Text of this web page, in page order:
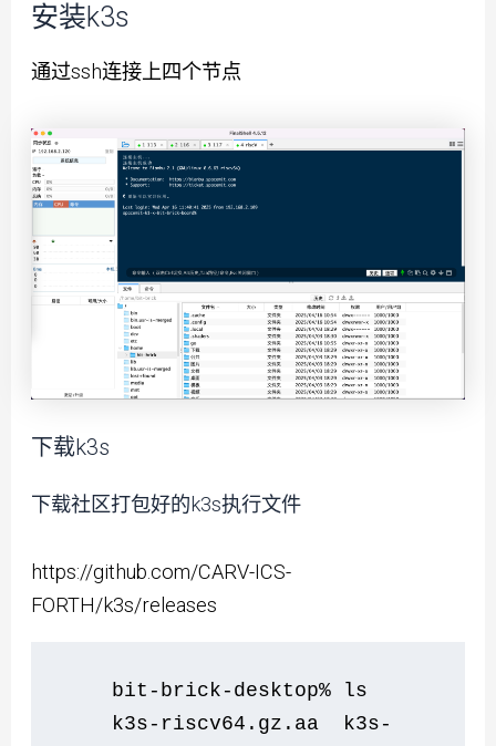
安装k3s
通过ssh连接上四个节点
下载k3s
下载社区打包好的k3s执行文件
https://github.com/CARV-ICS-
FORTH/k3s/releases
bit-brick-desktop% ls